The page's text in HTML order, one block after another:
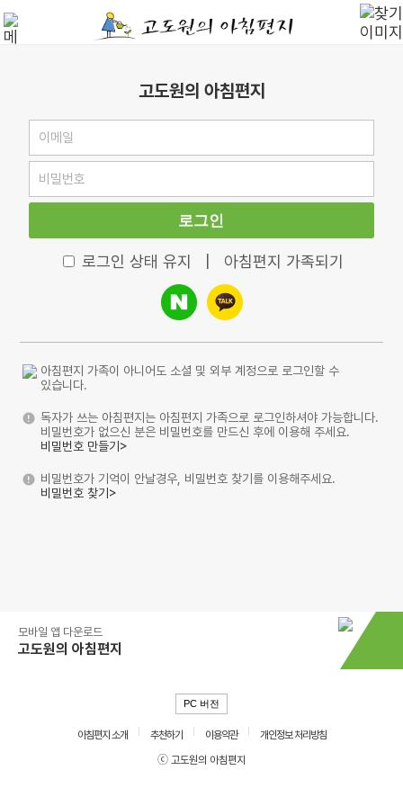
고도원의 아침편지
로그인
로그인 상태 유지 아침편지 가족되기
아침편지 가족이 아니어도 소셜 및 외부 계정으로 로그인할 수
있습니다.
독자가 쓰는 아침편지는 아침편지 가족으로 로그인하셔야 가능합니다.
비밀번호가 없으신 분은 비밀번호를 만드신 후에 이용해 주세요.
비밀번호 만들기>
비밀번호가 기억이 안날경우, 비밀번호 찾기를 이용해주세요.
비밀번호 찾기>
모바일 앱 다운로드
고도원의 아침편지
PC 버전
아침편지 소개 추천하기 이용약관
개인정보 처리방침
ⓒ 고도원의 아침편지